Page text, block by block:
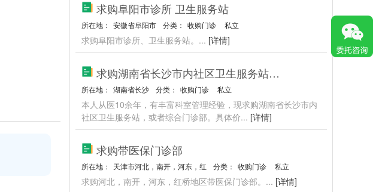
求购阜阳市诊所 卫生服务站
所在地： 安徽省阜阳市 分类： 收购门诊 私立
求购阜阳市诊所、卫生服务站。 ... [详情]
求购湖南省长沙市内社区卫生服务站或综合门诊部
所在地： 湖南省长沙 分类： 收购门诊 私立
本人从医10余年，有丰富科室管理经验，现求购湖南省长沙市内
社区卫生服务站，或者综合门诊部。具体价... [详情]
求购带医保门诊部
所在地： 天津市河北，南开，河东，红 分类： 收购门诊 私立
求购河北，南开，河东，红桥地区带医保门诊部。 ... [详情]